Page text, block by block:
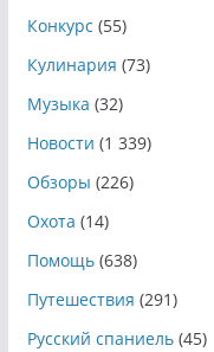
Конкурс (55)
Кулинария (73)
Музыка (32)
Новости (1 339)
Обзоры (226)
Охота (14)
Помощь(638)
Путешествия (291)
Русский спаниель(45)